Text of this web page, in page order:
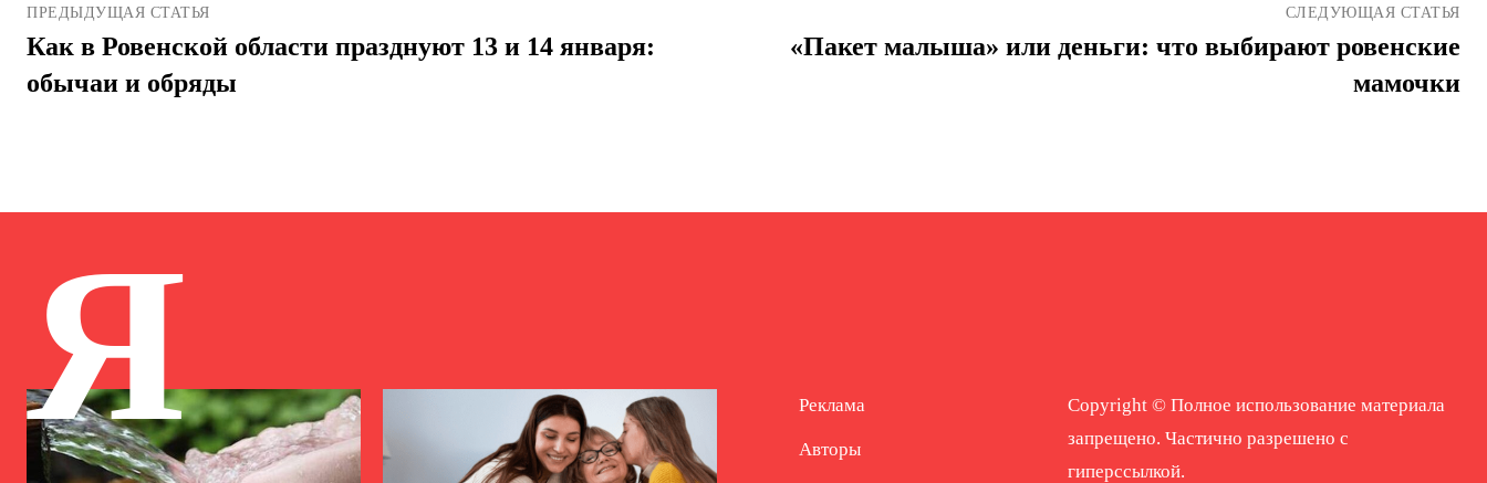
ПРЕДЫДУЩАЯ СТАТЬЯ
Как в Ровенской области празднуют 13 и 14 января:
обычаи и обряды
СЛЕДУЮЩАЯ СТАТЬЯ
«Пакет малыша» или деньги: что выбирают ровенские
мамочки
Я Реклама
Авторы
Copyright © Полное использование материала
запрещено. Частично разрешено с
гиперссылкой.